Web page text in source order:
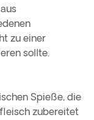
zu einer
sollte.
Spieße, die
zubereitet